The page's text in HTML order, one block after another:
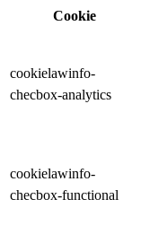
Cookie
cookielawinfo-
checbox-analytics
cookielawinfo-
checbox-functional